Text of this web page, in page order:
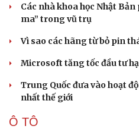
Các nhà khoa học Nhật
ma” trong vũ trụ
Vì sao các hãng từ bỏ pin
Microsoft tăng tốc đầu tư
Trung Quốc đưa vào hoạt
nhất thế giới
Ô TÔ